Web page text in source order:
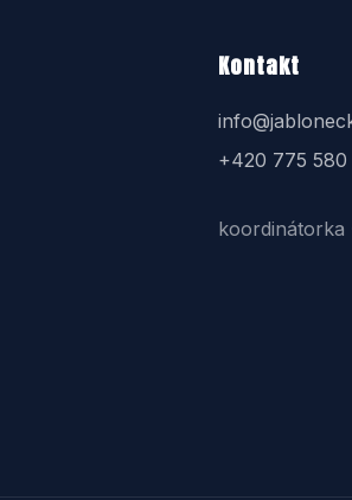
Kontakt
+420 775 580
koordinátorka